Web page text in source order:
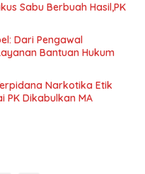
Sabu Berbuah Hasil,PK
Dari Pengawal
Bantuan Hukum
Narkotika Etik
PK Dikabulkan MA